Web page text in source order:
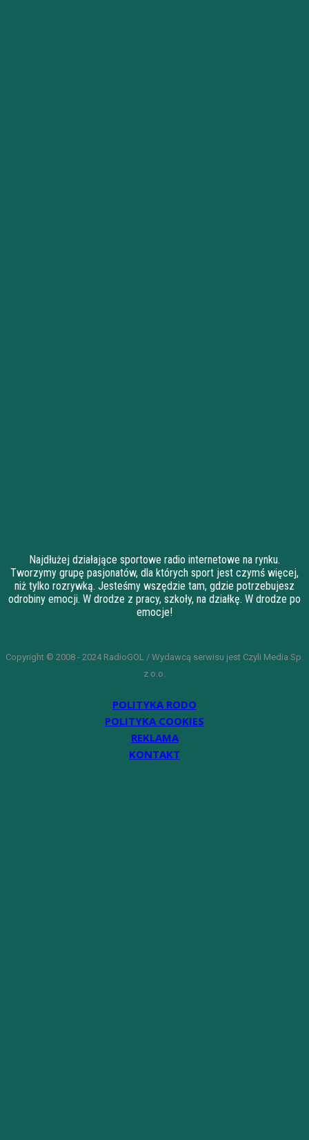
Najdłużej działające sportowe radio internetowe na rynku.
Tworzymy grupę pasjonatów, dla których sport jest czymś więcej,
niż tylko rozrywką. Jesteśmy wszędzie tam, gdzie potrzebujesz
odrobiny emocji. W drodze z pracy, szkoły, na działkę. W drodze po
emocje!
Copyright © 2008 - 2024 RadioGOL / Wydawcą serwisu jest Czyli Media Sp.
z o.o.
POLITYKA RODO
POLITYKA COOKIES
REKLAMA
KONTAKT